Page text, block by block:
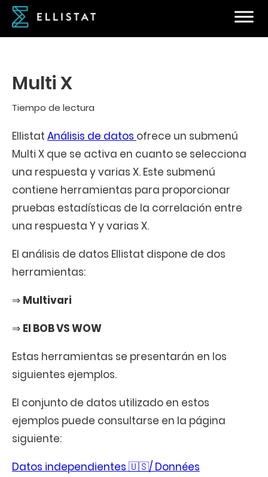
Multi X
Tiempo de lectura
Ellistat Análisis de datos ofrece un submenú
Multi X que se activa en cuanto se selecciona
una respuesta y varias X. Este submenú
contiene herramientas para proporcionar
pruebas estadísticas de la correlación entre
una respuesta Y y varias X.
El análisis de datos Ellistat dispone de dos
herramientas:
⇒ Multivari
⇒ El BOB VS WOW
Estas herramientas se presentarán en los
siguientes ejemplos.
El conjunto de datos utilizado en estos
ejemplos puede consultarse en la página
siguiente:
Datos independientes 🇺🇸/ Données